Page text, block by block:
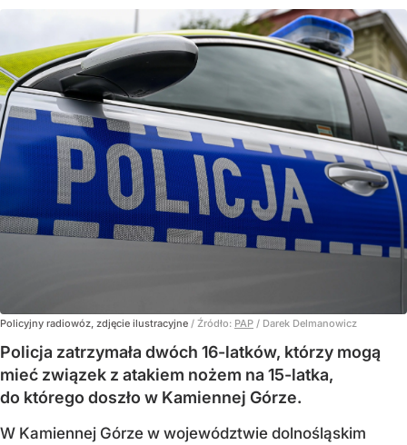
Policyjny radiowóz, zdjęcie ilustracyjne / Źródło: PAP / Darek Delmanowicz
Policja zatrzymała dwóch 16-latków, którzy mogą
mieć związek z atakiem nożem na 15-latka,
do którego doszło w Kamiennej Górze.
W Kamiennej Górze w województwie dolnośląskim